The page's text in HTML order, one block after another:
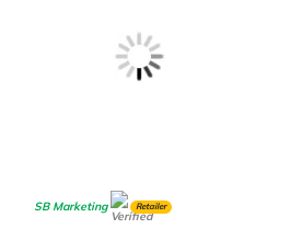
SB Marketing Retailer